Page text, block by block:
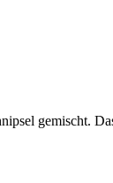
gemischt.